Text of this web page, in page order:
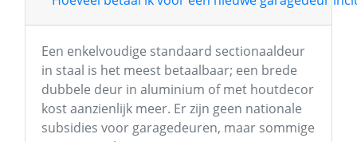
Een enkelvoudige standaard sectionaaldeur
in staal is het meest betaalbaar; een brede
dubbele deur in aluminium of met houtdecor
kost aanzienlijk meer. Er zijn geen nationale
subsidies voor garagedeuren, maar sommige